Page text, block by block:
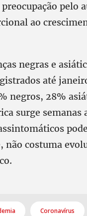
pelo
ao
negras e
até
negros, 28%
surge semanas
não costuma
Coronavírus